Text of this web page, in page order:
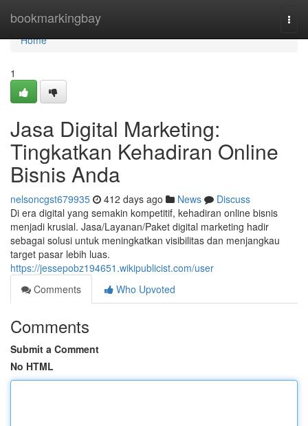
bookmarkingbay
Home
Home
1
Jasa Digital Marketing:
Tingkatkan Kehadiran Online
Bisnis Anda
nelsoncgst679935 412 days ago News
Discuss
Di era digital yang semakin kompetitif, kehadiran online bisnis
menjadi krusial. Jasa/Layanan/Paket digital marketing hadir
sebagai solusi untuk meningkatkan visibilitas dan menjangkau
target pasar lebih luas.
https://jessepobz194651.wikipublicist.com/user
Comments
Who Upvoted
Comments
Submit a Comment
No HTML